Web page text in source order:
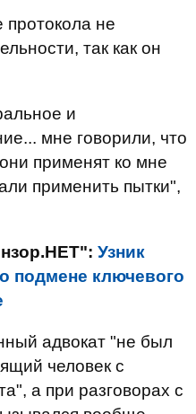
протокола не
так как он
и
мне говорили, что
применят ко мне
применить пытки",
Узник
подмене ключевого
адвокат "не был
человек с
а при разговорах с